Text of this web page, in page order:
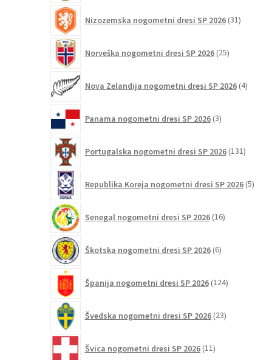
Nizozemska nogometni dresi SP 2026 31izdelkov
Norveška nogometni dresi SP 2026 25izdelkov
Nova Zelandija nogometni dresi SP 2026 4izdelki
Panama nogometni dresi SP 2026 3izdelki
Portugalska nogometni dresi SP 2026 131
Republika Koreja nogometni dresi SP 2026 5
Senegal nogometni dresi SP 2026 16izdelkov
Škotska nogometni dresi SP 2026 6izdelkov
Španija nogometni dresi SP 2026 124izdelkov
Švedska nogometni dresi SP 2026 23izdelkov
Švica nogometni dresi SP 2026 11izdelkov